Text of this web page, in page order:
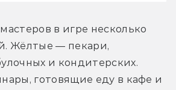
в игре несколько
Жёлтые — пекари,
и кондитерских.
готовящие еду в кафе и